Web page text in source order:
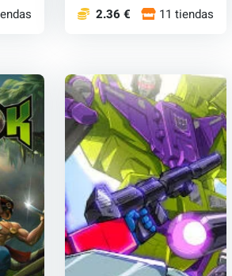
2.36 € 11 tiendas